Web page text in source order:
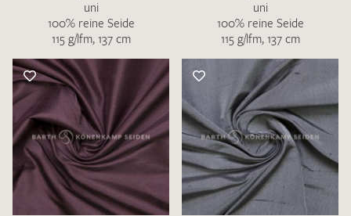
uni
100% reine Seide
115 g/lfm, 137 cm
uni
100% reine Seide
115 g/lfm, 137 cm